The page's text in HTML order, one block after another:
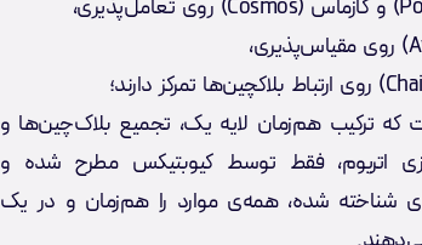
که ترکیب هم‌زمان لایه یک، تجمیع بلاک‌چین‌ها و
اتریوم، فقط توسط کیوبتیکس مطرح شده و
شناخته شده، همه‌ی موارد را هم‌زمان و در یک